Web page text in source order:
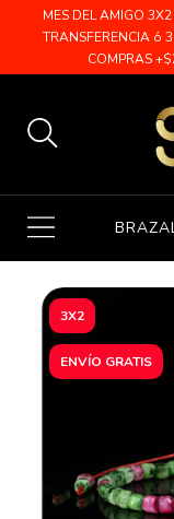
MES DEL AMIGO
TRANSFERENCIA ó
COMPRAS
3X2
ENVÍO GRATIS